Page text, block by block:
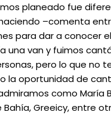
planeado fue
–comenta
para dar a conocer
una van y fuimos
pero lo que no
la oportunidad de
como María
Bahía, Greeicy, entre